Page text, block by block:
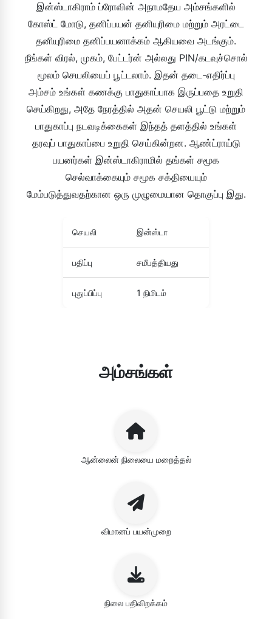
இன்ஸ்டாகிராம் ப்ரோவின் அநாமதேய அம்சங்களில்
கோஸ்ட் மோடு, தனிப்பயன் தனியுரிமை மற்றும் அரட்டை
தனியுரிமை தனிப்பயனாக்கம் ஆகியவை அடங்கும்.
நீங்கள் விரல், முகம், பேட்டர்ன் அல்லது PIN/கடவுச்சொல்
மூலம் செயலியைப் பூட்டலாம். இதன் தடை-எதிர்ப்பு
அம்சம் உங்கள் கணக்கு பாதுகாப்பாக இருப்பதை உறுதி
செய்கிறது, அதே நேரத்தில் அதன் செயலி பூட்டு மற்றும்
பாதுகாப்பு நடவடிக்கைகள் இந்தத் தளத்தில் உங்கள்
தரவுப் பாதுகாப்பை உறுதி செய்கின்றன. ஆண்ட்ராய்டு
பயனர்கள் இன்ஸ்டாகிராமில் தங்கள் சமூக
செல்வாக்கையும் சமூக சக்தியையும்
மேம்படுத்துவதற்கான ஒரு முழுமையான தொகுப்பு இது.
செயலி இன்ஸ்டா
பதிப்பு சமீபத்தியது
புதுப்பிப்பு 1 நிமிடம்
அம்சங்கள்
ஆன்லைன் நிலையை மறைத்தல்
விமானப் பயன்முறை
நிலை பதிவிறக்கம்